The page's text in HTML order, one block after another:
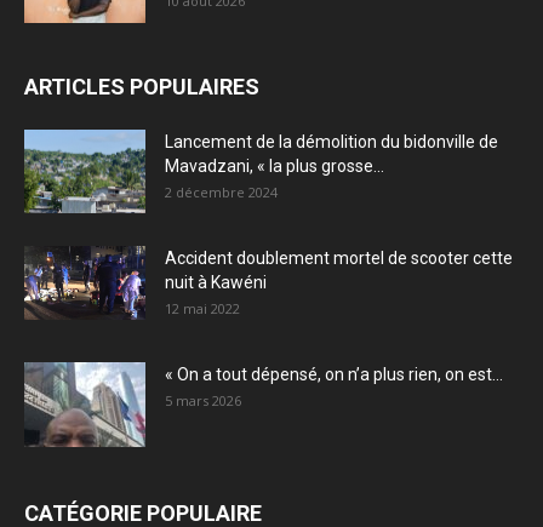
ARTICLES POPULAIRES
Lancement de la démolition du bidonville de
Mavadzani, « la plus grosse...
2 décembre 2024
Accident doublement mortel de scooter cette
nuit à Kawéni
12 mai 2022
« On a tout dépensé, on n’a plus rien, on est...
5 mars 2026
CATÉGORIE POPULAIRE